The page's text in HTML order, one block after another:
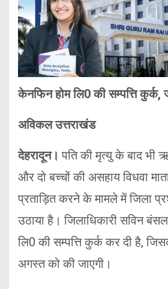
केनफिन होम लि0 की सम्पत्ति कुर्क,
अविकल उत्तराखंड
देहरादून।पति की मृत्यु के बाद भी
और दो बच्चों की असहाय विधवा
प्रताड़ित करने के मामले में जिला
उठाया है। जिलाधिकारी सविन
लि0 की सम्पत्ति कुर्क कर दी है,
अगस्त को की जाएगी।